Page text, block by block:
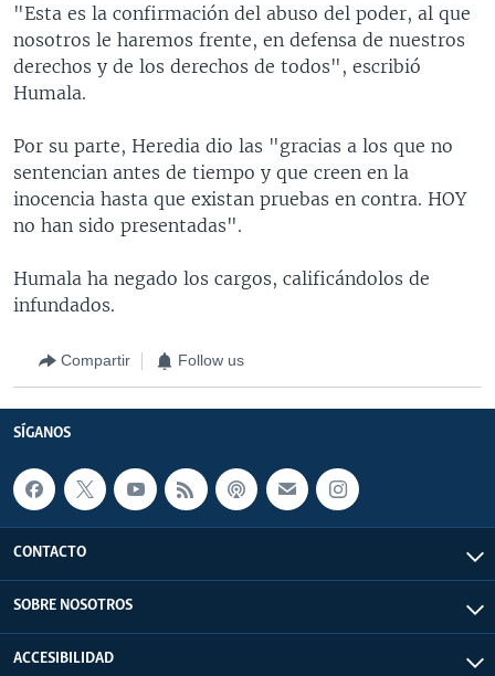
"Esta es la confirmación del abuso del poder, al que
nosotros le haremos frente, en defensa de nuestros
derechos y de los derechos de todos", escribió
Humala.
Por su parte, Heredia dio las "gracias a los que no
sentencian antes de tiempo y que creen en la
inocencia hasta que existan pruebas en contra. HOY
no han sido presentadas".
Humala ha negado los cargos, calificándolos de
infundados.
Compartir Follow us
SÍGANOS
CONTACTO
SOBRE NOSOTROS
ACCESIBILIDAD